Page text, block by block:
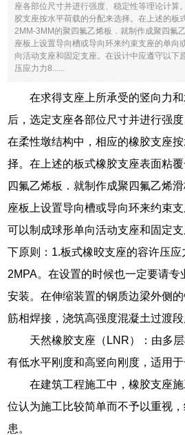
座各部位尺寸并进行强度、稳定性等理论计算
胶支座按水平荷载的分配来选择。在上述的板
2MM-3MM的聚四氟乙烯板．就制作成聚四氟
座板上设置导向槽或导向环来约束支座的单向
向活动支座和固定支座。在设计中应遵守以下
压应力力8......
在求得支座上所承受的竖向力
后，选定支座各部位尺寸并进行强度
在柔性墩结构中，相应的橡胶支座
择。在上述的板式橡胶支座表面粘
四氟乙烯板．就制作成聚四氟乙烯
座板上设置导向槽或导向环来约束
可以制成球形单向活动支座和固定
下原则：1.板式橡晈支座的容许压
2MPA。在设置的时候也一定要请专
安装。在伸缩装置的钢质边梁外侧
筋相焊接，浇筑高强度混凝土过渡段
天然橡胶支座（LNR）：由多
有低水平刚度和高竖向刚度，适用于
在建筑工程施工中，橡胶支座
位认为施工比较简单而不予以重视
患。